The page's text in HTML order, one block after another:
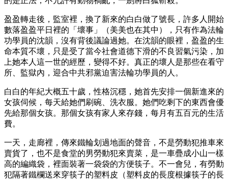
盈盈轉走後，監室裡，換了新來的白白做了號長，許多人開始
數落盈盈平日裡的「壞事」（美美也在其中），只有作為法輪
功學員的沈韻，沒有背後議論過她。在沈韻的眼裡，盈盈的生
命本質不壞，只是受了當今社會道德下滑的不良習氣污染，加
上她本人這一世的經歷，變得不好。真正的壞人是那些在看守
所、監獄內，迎合中共邪黨迫害法輪功學員的人。
白白的年紀大概五十歲，性格沉穩，她首先安排一個新進來的
女孩伺候，每天給她們刷碗、洗衣服。她們吃剩下的東西會優
先給那個女孩。那個女孩有家人來存錢，每月有五百元的生活
費。
一天，走廊裡，傳來鐵輪划過地面的聲音，不是勞動犯推車來
賣貨了，也不是食堂的男勞動犯來賣菜，是一車疊成小山一樣
高的編織袋，裡面裝著一袋袋的方便筷子。不一會兒，有勞動
犯隔著鐵欄送來穿筷子的塑料皮（塑料皮的長度根據筷子的長